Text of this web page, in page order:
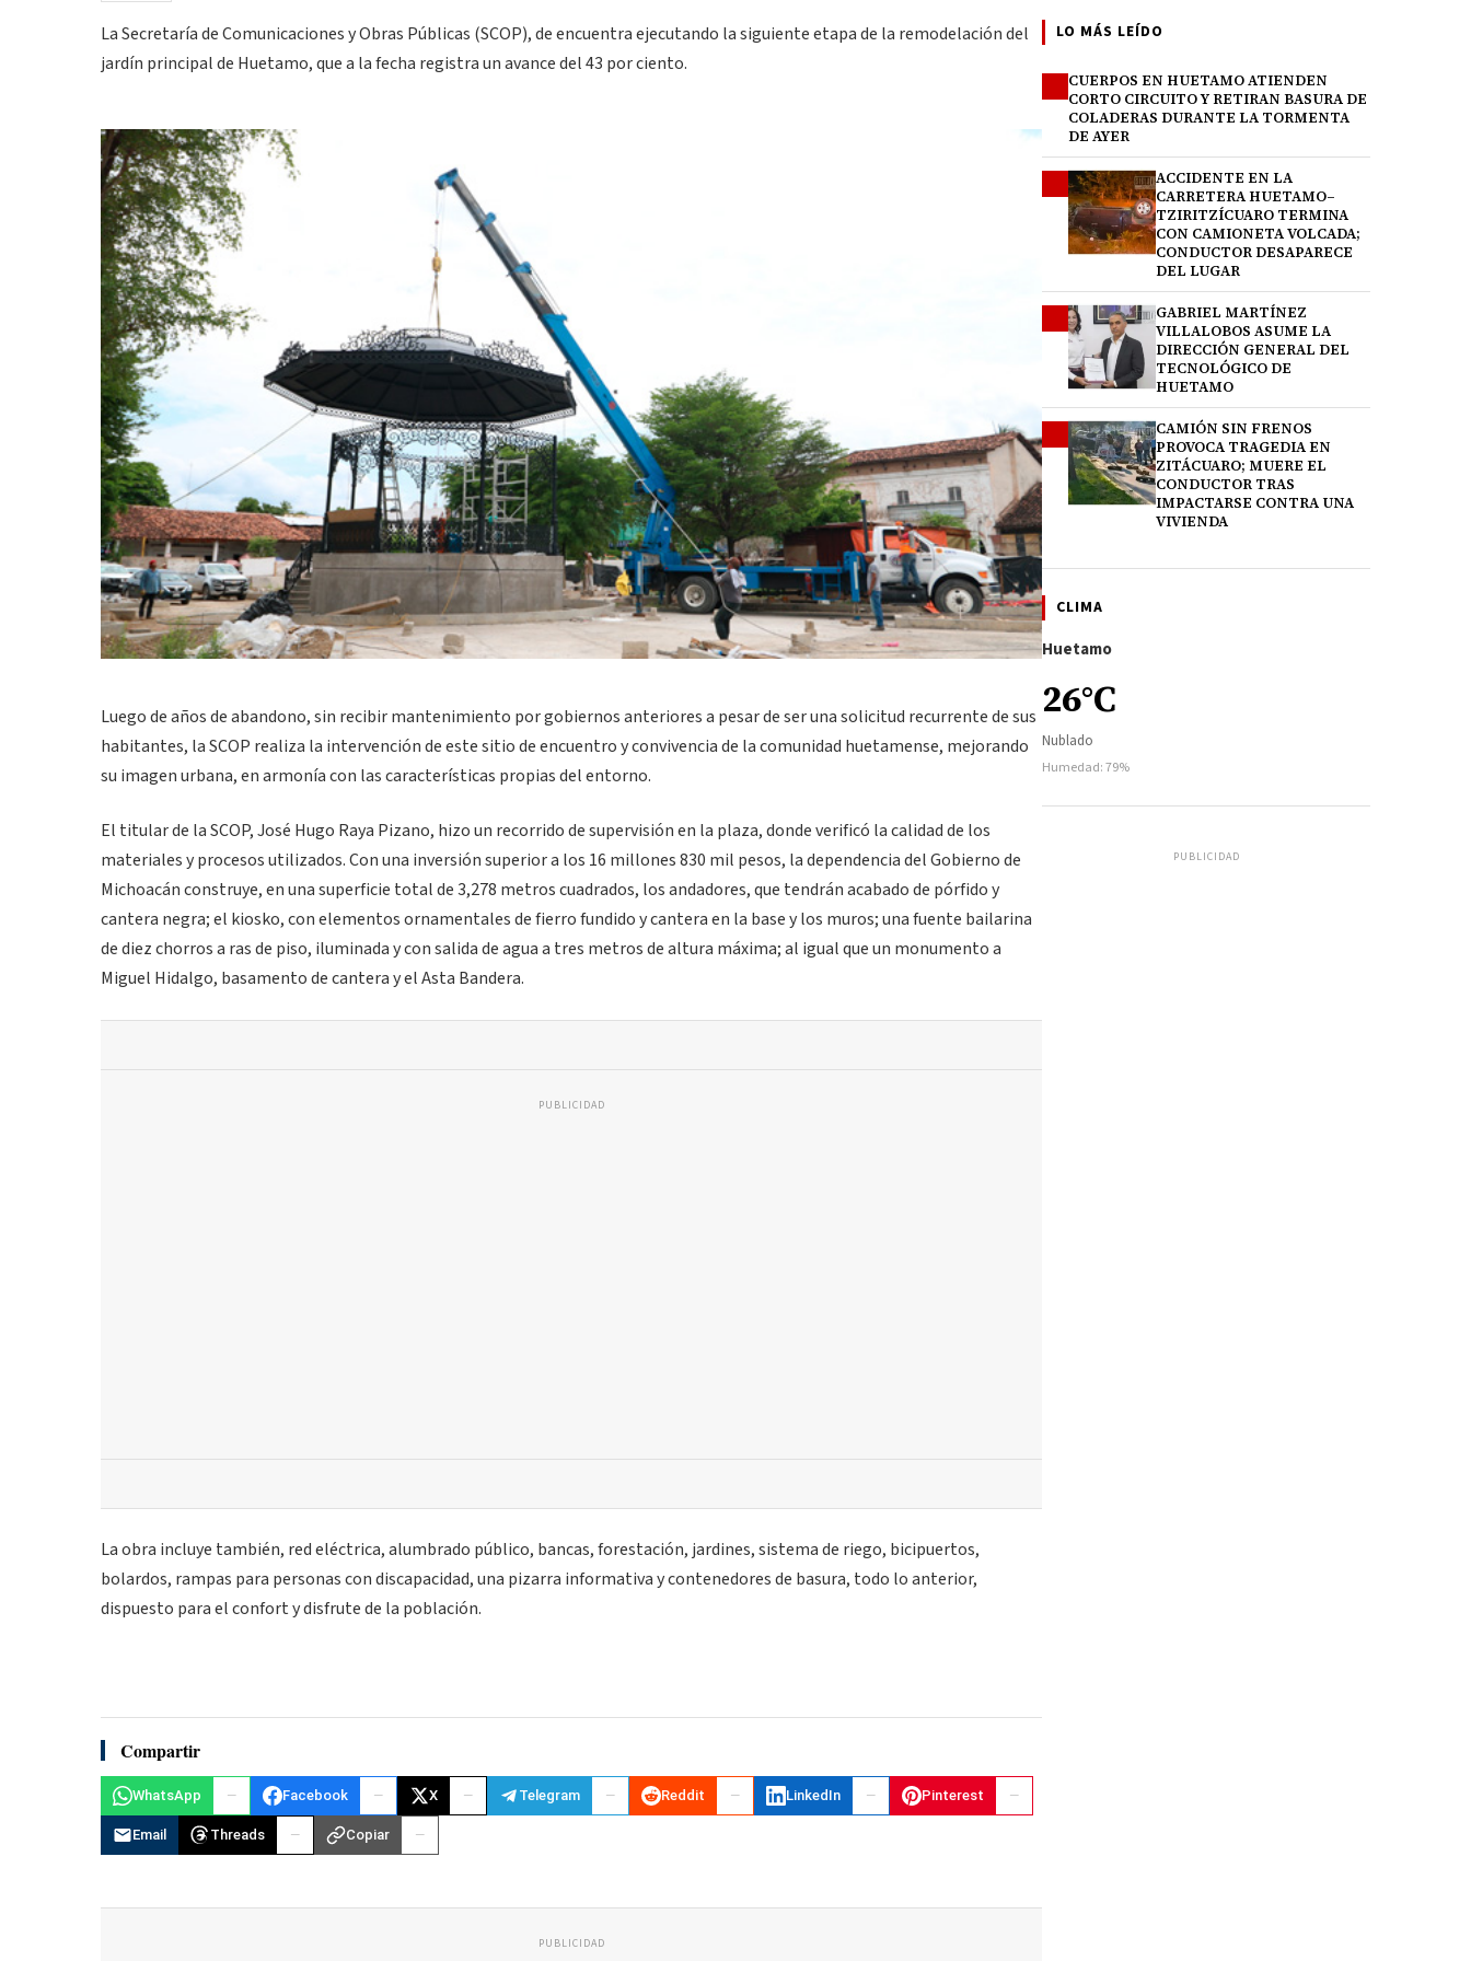
La Secretaría de Comunicaciones y Obras Públicas (SCOP), de encuentra ejecutando la siguiente etapa de la remodelación del
jardín principal de Huetamo, que a la fecha registra un avance del 43 por ciento.
Luego de años de abandono, sin recibir mantenimiento por gobiernos anteriores a pesar de ser una solicitud recurrente de sus
habitantes, la SCOP realiza la intervención de este sitio de encuentro y convivencia de la comunidad huetamense, mejorando
su imagen urbana, en armonía con las características propias del entorno.
El titular de la SCOP, José Hugo Raya Pizano, hizo un recorrido de supervisión en la plaza, donde verificó la calidad de los
materiales y procesos utilizados. Con una inversión superior a los 16 millones 830 mil pesos, la dependencia del Gobierno de
Michoacán construye, en una superficie total de 3,278 metros cuadrados, los andadores, que tendrán acabado de pórfido y
cantera negra; el kiosko, con elementos ornamentales de fierro fundido y cantera en la base y los muros; una fuente bailarina
de diez chorros a ras de piso, iluminada y con salida de agua a tres metros de altura máxima; al igual que un monumento a
Miguel Hidalgo, basamento de cantera y el Asta Bandera.
PUBLICIDAD
La obra incluye también, red eléctrica, alumbrado público, bancas, forestación, jardines, sistema de riego, bicipuertos,
bolardos, rampas para personas con discapacidad, una pizarra informativa y contenedores de basura, todo lo anterior,
dispuesto para el confort y disfrute de la población.
Compartir
WhatsApp Facebook X Telegram Reddit LinkedIn Pinterest
Email Threads Copiar
PUBLICIDAD
LO MÁS LEÍDO
CUERPOS EN HUETAMO ATIENDEN
CORTO CIRCUITO Y RETIRAN BASURA DE
COLADERAS DURANTE LA TORMENTA
DE AYER
ACCIDENTE EN LA
CARRETERA HUETAMO–
TZIRITZÍCUARO TERMINA
CON CAMIONETA VOLCADA;
CONDUCTOR DESAPARECE
DEL LUGAR
GABRIEL MARTÍNEZ
VILLALOBOS ASUME LA
DIRECCIÓN GENERAL DEL
TECNOLÓGICO DE
HUETAMO
CAMIÓN SIN FRENOS
PROVOCA TRAGEDIA EN
ZITÁCUARO; MUERE EL
CONDUCTOR TRAS
IMPACTARSE CONTRA UNA
VIVIENDA
CLIMA
Huetamo
26°C
Nublado
Humedad: 79%
PUBLICIDAD